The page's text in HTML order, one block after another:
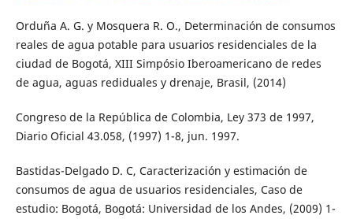
Orduña A. G. y Mosquera R. O., Determinación de consumos
reales de agua potable para usuarios residenciales de la
ciudad de Bogotá, XIII Simpósio Iberoamericano de redes
de agua, aguas rediduales y drenaje, Brasil, (2014)
Congreso de la República de Colombia, Ley 373 de 1997,
Diario Oficial 43.058, (1997) 1-8, jun. 1997.
Bastidas-Delgado D. C, Caracterización y estimación de
consumos de agua de usuarios residenciales, Caso de
estudio: Bogotá, Bogotá: Universidad de los Andes, (2009) 1-